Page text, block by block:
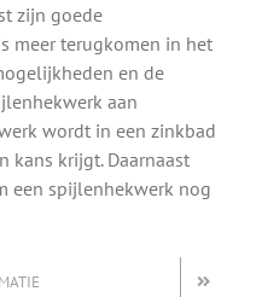
zijn goede
meer terugkomen in het
en de
aan
wordt in een zinkbad
kans krijgt. Daarnaast
een spijlenhekwerk nog